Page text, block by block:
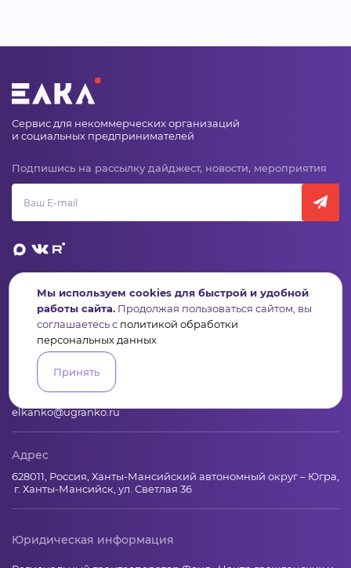
Сервис для некоммерческих организаций
и социальных предпринимателей
Подпишись на рассылку дайджест, новости, мероприятия
ПульсКонкурсыОрганизацииАктивисты Проекты
АналитикаБаза знанийВидеокурсы
Контакты
+7 (346) 735-11-30
elkanko@ugranko.ru
Адрес
628011, Россия, Ханты-Мансийский автономный округ – Югра,
г. Ханты-Мансийск, ул. Светлая 36
Юридическая информация
Мы используем cookies для быстрой и удобной
работы сайта. Продолжая пользоваться сайтом, вы
соглашаетесь с политикой обработки
персональных данных
Принять